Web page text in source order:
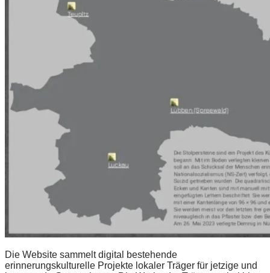
Die Website sammelt digital bestehende
erinnerungskulturelle Projekte lokaler Träger für jetzige und